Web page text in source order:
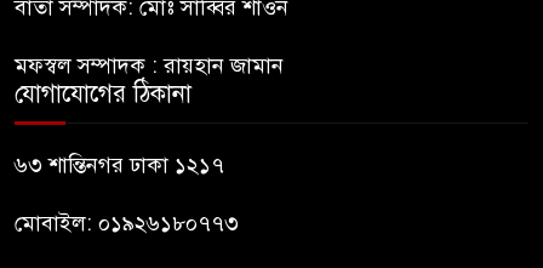
৬ সাংবাদিক আহত
বার্তা সম্পাদক: মোঃ সাব্বির শাওন
মফস্বল সম্পাদক : রায়হান জামান
যোগাযোগের ঠিকানা
৬৩ শান্তিনগর ঢাকা ১২১৭
মোবাইল: ০১৯২৬১৮০৭৭৩